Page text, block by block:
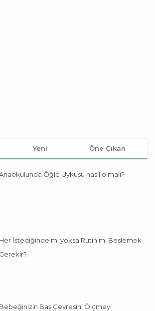
Yeni Öne Çıkan
Öğle Uykusu nasıl olmalı?
Her İstediğinde mi yoksa Rutin mi Beslemek
Gerekir?
Bebeğinizin Baş Çevresini Ölçmeyi